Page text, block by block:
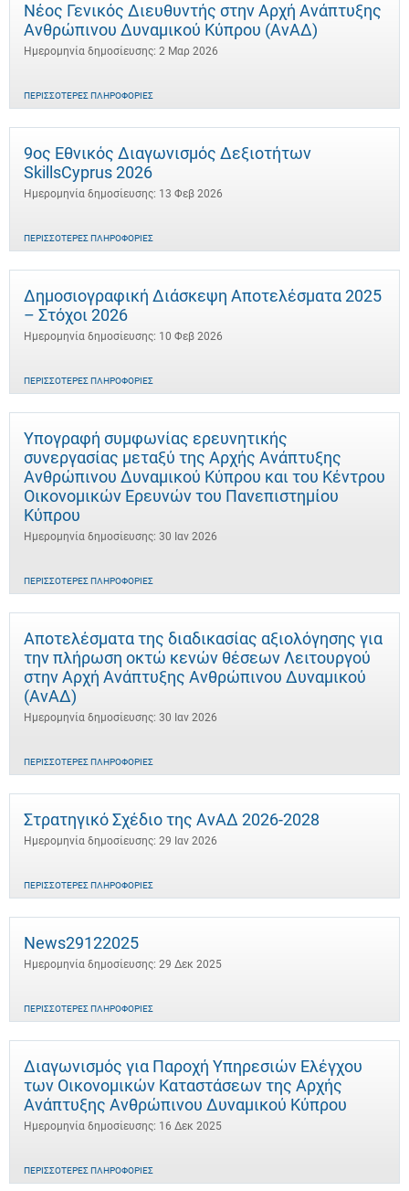
Νέος Γενικός Διευθυντής στην Αρχή Ανάπτυξης
Ανθρώπινου Δυναμικού Κύπρου (ΑνΑΔ)
Ημερομηνία δημοσίευσης: 2 Μαρ 2026
ΠΕΡΙΣΣΌΤΕΡΕΣ ΠΛΗΡΟΦΟΡΊΕΣ
9ος Εθνικός Διαγωνισμός Δεξιοτήτων
SkillsCyprus 2026
Ημερομηνία δημοσίευσης: 13 Φεβ 2026
ΠΕΡΙΣΣΌΤΕΡΕΣ ΠΛΗΡΟΦΟΡΊΕΣ
Δημοσιογραφική Διάσκεψη Αποτελέσματα 2025
– Στόχοι 2026
Ημερομηνία δημοσίευσης: 10 Φεβ 2026
ΠΕΡΙΣΣΌΤΕΡΕΣ ΠΛΗΡΟΦΟΡΊΕΣ
Υπογραφή συμφωνίας ερευνητικής
συνεργασίας μεταξύ της Αρχής Ανάπτυξης
Ανθρώπινου Δυναμικού Κύπρου και του Κέντρου
Οικονομικών Ερευνών του Πανεπιστημίου
Κύπρου
Ημερομηνία δημοσίευσης: 30 Ιαν 2026
ΠΕΡΙΣΣΌΤΕΡΕΣ ΠΛΗΡΟΦΟΡΊΕΣ
Αποτελέσματα της διαδικασίας αξιολόγησης για
την πλήρωση οκτώ κενών θέσεων Λειτουργού
στην Αρχή Ανάπτυξης Ανθρώπινου Δυναμικού
(ΑνΑΔ)
Ημερομηνία δημοσίευσης: 30 Ιαν 2026
ΠΕΡΙΣΣΌΤΕΡΕΣ ΠΛΗΡΟΦΟΡΊΕΣ
Στρατηγικό Σχέδιο της ΑνΑΔ 2026-2028
Ημερομηνία δημοσίευσης: 29 Ιαν 2026
ΠΕΡΙΣΣΌΤΕΡΕΣ ΠΛΗΡΟΦΟΡΊΕΣ
News29122025
Ημερομηνία δημοσίευσης: 29 Δεκ 2025
ΠΕΡΙΣΣΌΤΕΡΕΣ ΠΛΗΡΟΦΟΡΊΕΣ
Διαγωνισμός για Παροχή Υπηρεσιών Ελέγχου
των Οικονομικών Καταστάσεων της Αρχής
Ανάπτυξης Ανθρώπινου Δυναμικού Κύπρου
Ημερομηνία δημοσίευσης: 16 Δεκ 2025
ΠΕΡΙΣΣΌΤΕΡΕΣ ΠΛΗΡΟΦΟΡΊΕΣ